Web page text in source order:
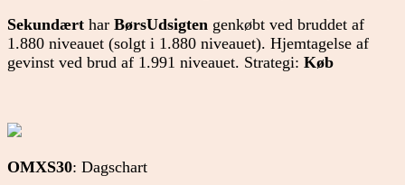
Sekundært har BørsUdsigten genkøbt ved bruddet af
1.880 niveauet (solgt i 1.880 niveauet). Hjemtagelse af
gevinst ved brud af 1.991 niveauet. Strategi: Køb
OMXS30: Dagschart